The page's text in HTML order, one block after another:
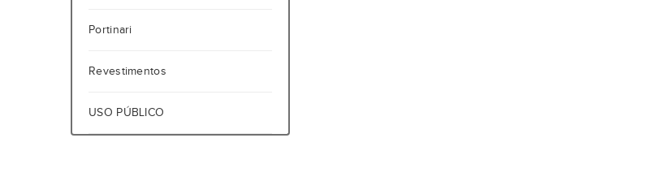
Portinari
Revestimentos
USO PÚBLICO